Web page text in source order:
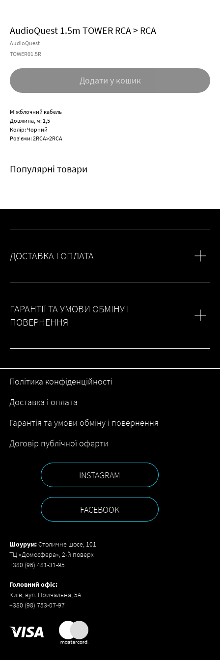
AudioQuest 1.5m TOWER RCA > RCA
AudioQuest
TOWER01.5R
Додати у кошик
Міжблочний кабель
Довжина, м: 1,5
Колір: Чорний
Роз'єми: 2RCA>2RCA
Популярні товари
ДОСТАВКА І ОПЛАТА
ГАРАНТІЇ ТА УМОВИ ОБМІНУ І
ПОВЕРНЕННЯ
Доставка і оплата
Головний офіс:
Київ, вул. Причальна, 5А
+380 (98) 753-07-97
Політика конфіденційності
Договір публічної оферти
Гарантія та умови обміну і повернення
FACEBOOK
INSTAGRAM
Шоурум:Столичне шосе, 101
ТЦ «Домосфера», 2-й поверх
+380 (96) 481-31-95